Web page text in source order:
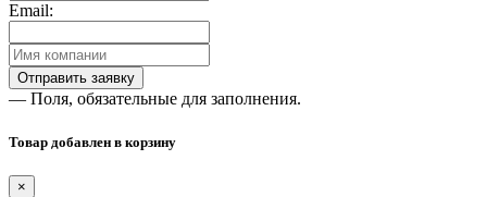
Email:
— Поля, обязательные для заполнения.
Товар добавлен в корзину
×